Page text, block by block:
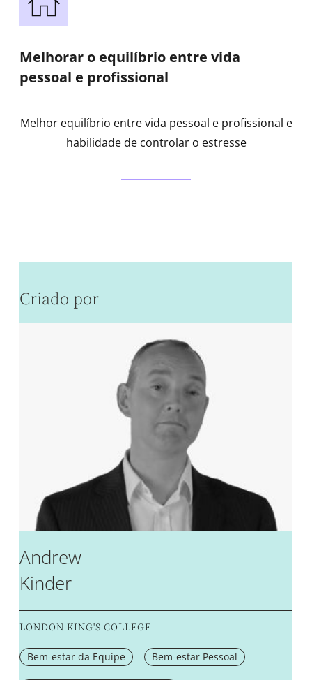
Melhorar o equilíbrio entre vida
pessoal e profissional
Melhor equilíbrio entre vida pessoal e profissional e
habilidade de controlar o estresse
Criado por
Andrew
Kinder
LONDON KING'S COLLEGE
Bem-estar da Equipe Bem-estar Pessoal